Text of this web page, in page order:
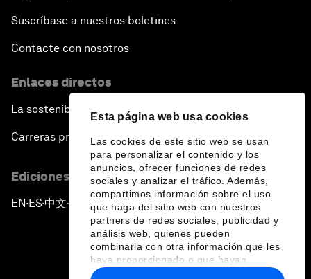
Esta página web usa cookies
Las cookies de este sitio web se usan
para personalizar el contenido y los
anuncios, ofrecer funciones de redes
sociales y analizar el tráfico. Además,
compartimos información sobre el uso
que haga del sitio web con nuestros
partners de redes sociales, publicidad y
análisis web, quienes pueden
combinarla con otra información que les
haya proporcionado o que hayan
recopilado a partir del uso que haya
Suscríbase a nuestros boletines
Contacte con nosotros
Enlaces directos
La sostenibilidad en el Foro
Carreras profesionales
Ediciones en otros idiomas
EN ▪ES▪中文▪ 日本語